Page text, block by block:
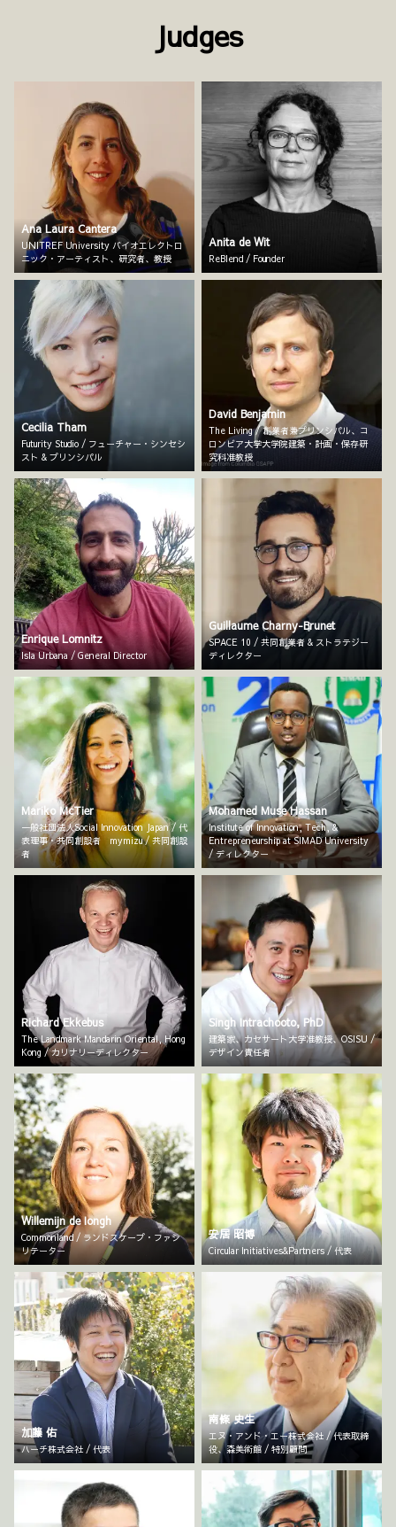
Judges
Ana Laura Cantera
UNITREF University バイオエレクトロ
ニック・アーティスト、研究者、教授
Anita de Wit
ReBlend / Founder
Cecilia Tham
Futurity Studio / フューチャー・シンセシ
スト & プリンシパル
David Benjamin
The Living / 創業者兼プリンシパル、コ
ロンビア大学大学院建築・計画・保存研
究科准教授
Enrique Lomnitz
Isla Urbana / General Director
Guillaume Charny-Brunet
SPACE 10 / 共同創業者 & ストラテジー
ディレクター
Mariko McTier
一般社団法人Social Innovation Japan / 代
表理事・共同創設者 mymizu / 共同創設
者
Mohamed Muse Hassan
Institute of Innovation, Tech, &
Entrepreneurship at SIMAD University
/ ディレクター
Richard Ekkebus
The Landmark Mandarin Oriental, Hong
Kong / カリナリーディレクター
Singh Intrachooto, PhD
建築家、カセサート大学准教授、OSISU /
デザイン責任者
Willemijn de Iongh
Commonland / ランドスケープ・ファシ
リテーター
安居 昭博
Circular Initiatives&Partners / 代表
加藤 佑
ハーチ株式会社 / 代表
南條 史生
エヌ・アンド・エー株式会社 / 代表取締
役、森美術館 / 特別顧問